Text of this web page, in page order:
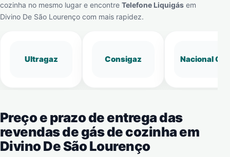
cozinha no mesmo lugar e encontre Telefone Liquigás em
Divino De São Lourenço com mais rapidez.
Ultragaz Consigaz Nacional Gás
Preço e prazo de entrega das
revendas de gás de cozinha em
Divino De São Lourenço